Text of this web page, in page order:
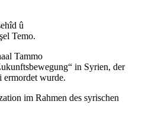
û
Temo.
Tammo
in Syrien, der
ermordet wurde.
im Rahmen des syrischen